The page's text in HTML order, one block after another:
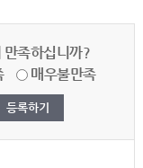
만족하십니까?
매우불만족